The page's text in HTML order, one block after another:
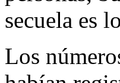
secuela es
Los